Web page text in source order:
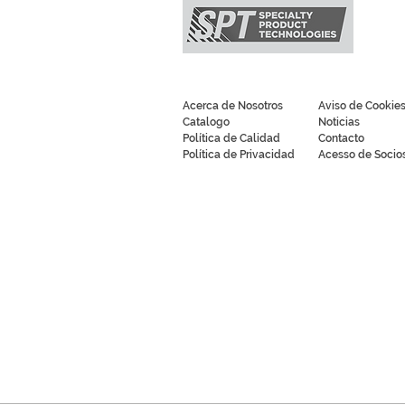
Acerca de Nosotros
Catalogo
Política de Calidad
Política de Privacidad
Aviso de Cookies
Noticias
Contacto
Acesso de